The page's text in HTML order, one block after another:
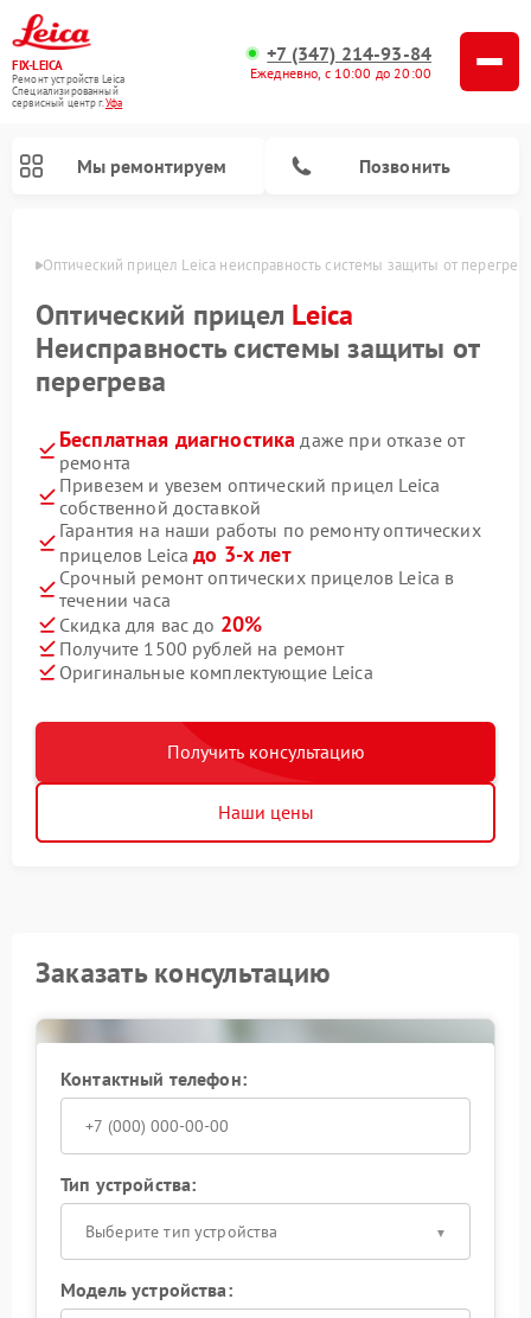
FIX-LEICA
Ремонт устройств Leica
Специализированный
cервисный центр г.Уфа
+7 (347) 214-93-84
Ежедневно, с 10:00 до 20:00
Мы ремонтируем Позвонить
Оптический прицел Leica неисправность системы защиты от
Оптический прицел Leica
Неисправность системы защиты от
перегрева
Бесплатная диагностика даже при отказе от
ремонта
Привезем и увезем оптический прицел Leica
собственной доставкой
Гарантия на наши работы по ремонту оптических
прицелов Leicaдо 3-х лет
Срочный ремонт оптических прицелов Leica в
течении часа
Скидка для вас до 20%
Получите 1500 рублей на ремонт
Оригинальные комплектующие Leica
Получить консультацию
Наши цены
Заказать консультацию
Контактный телефон:
Тип устройства:
Выберите тип устройства
Модель устройства: